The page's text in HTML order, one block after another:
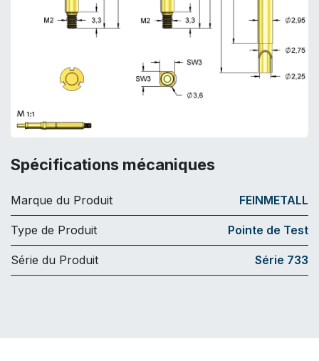
Spécifications mécaniques
Marque du Produit FEINMETALL
Type de Produit Pointe de Test
Série du Produit Série 733